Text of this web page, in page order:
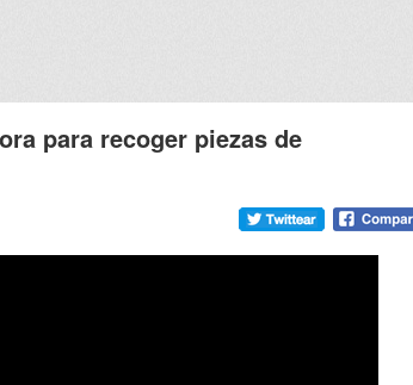
para recoger piezas de